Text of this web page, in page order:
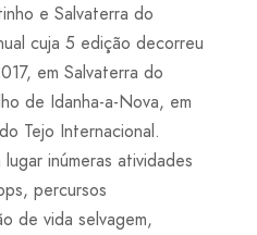
e Salvaterra do
cuja 5 edição decorreu
em Salvaterra do
de Idanha-a-Nova, em
Tejo Internacional.
inúmeras atividades
percursos
de vida selvagem,